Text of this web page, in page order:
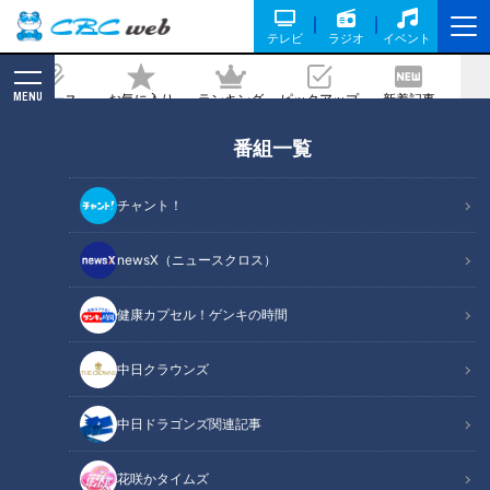
テレビ ラジオ イベント
ニュース お気に入り ランキング ピックアップ 新着記事
MENU
番組一覧
チャント！
newsX（ニュースクロス）
健康カプセル！ゲンキの時間
中日クラウンズ
中日ドラゴンズ関連記事
花咲かタイムズ
戒態勢で異例づくしの船出
2021/01/20 11:00